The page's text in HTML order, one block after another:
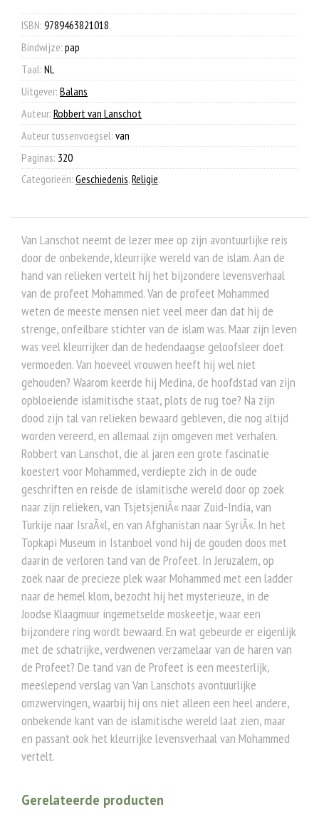
€ 24,95.€ 7,90.
de
Profeet
aantal
ISBN: 9789463821018.
Bindwijze: pap
Taal: NL
Uitgever: Balans
Auteur: Robbert van Lanschot
Auteur tussenvoegsel: van
Paginas: 320
Categorieën: Geschiedenis,Religie.
Van Lanschot neemt de lezer mee op zijn avontuurlijke reis
door de onbekende, kleurrijke wereld van de islam. Aan de
hand van relieken vertelt hij het bijzondere levensverhaal
van de profeet Mohammed. Van de profeet Mohammed
weten de meeste mensen niet veel meer dan dat hij de
strenge, onfeilbare stichter van de islam was. Maar zijn leven
was veel kleurrijker dan de hedendaagse geloofsleer doet
vermoeden. Van hoeveel vrouwen heeft hij wel niet
gehouden? Waarom keerde hij Medina, de hoofdstad van zijn
opbloeiende islamitische staat, plots de rug toe? Na zijn
dood zijn tal van relieken bewaard gebleven, die nog altijd
worden vereerd, en allemaal zijn omgeven met verhalen.
Robbert van Lanschot, die al jaren een grote fascinatie
koestert voor Mohammed, verdiepte zich in de oude
geschriften en reisde de islamitische wereld door op zoek
naar zijn relieken, van TsjetsjeniÃ« naar Zuid-India, van
Turkije naar IsraÃ«l, en van Afghanistan naar SyriÃ«. In het
Topkapi Museum in Istanboel vond hij de gouden doos met
daarin de verloren tand van de Profeet. In Jeruzalem, op
zoek naar de precieze plek waar Mohammed met een ladder
naar de hemel klom, bezocht hij het mysterieuze, in de
Joodse Klaagmuur ingemetselde moskeetje, waar een
bijzondere ring wordt bewaard. En wat gebeurde er eigenlijk
met de schatrijke, verdwenen verzamelaar van de haren van
de Profeet? De tand van de Profeet is een meesterlijk,
meeslepend verslag van Van Lanschots avontuurlijke
omzwervingen, waarbij hij ons niet alleen een heel andere,
onbekende kant van de islamitische wereld laat zien, maar
en passant ook het kleurrijke levensverhaal van Mohammed
vertelt.
Gerelateerde producten